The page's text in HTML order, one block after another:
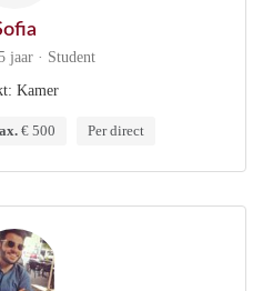
jaar · Student
Kamer
€ 500 Per direct